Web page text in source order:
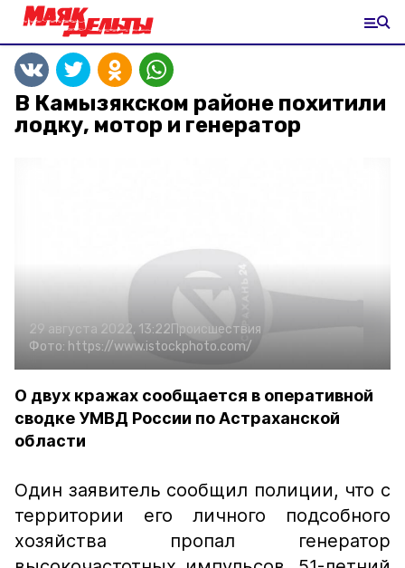
В Камызякском районе похитили
лодку, мотор и генератор
29 августа 2022, 13:22Происшествия
Фото: https://www.istockphoto.com/
О двух кражах сообщается в оперативной
сводке УМВД России по Астраханской
области
Один заявитель сообщил полиции, что с
территории его личного подсобного
хозяйства пропал генератор